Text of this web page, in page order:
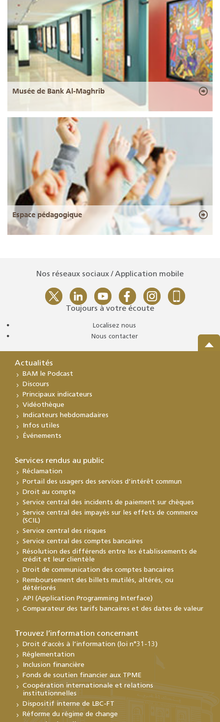
Musée de Bank Al-Maghrib
Espace pédagogique
Nos réseaux sociaux / Application mobile
Toujours à votre écoute
Localisez nous
Nous contacter
Actualités
BAM le Podcast
Discours
Principaux indicateurs
Vidéothèque
Indicateurs hebdomadaires
Infos utiles
Événements
Services rendus au public
Réclamation
Portail des usagers des services d’intérêt commun
Droit au compte
Service central des incidents de paiement sur chèques
Service central des impayés sur les effets de commerce
(SCIL)
Service central des risques
Service central des comptes bancaires
Résolution des différends entre les établissements de
crédit et leur clientèle
Droit de communication des comptes bancaires
Remboursement des billets mutilés, altérés, ou
détériorés
API (Application Programming Interface)
Comparateur des tarifs bancaires et des dates de valeur
Trouvez l’information concernant
Droit d’accès à l’information (loi n°31-13)
Réglementation
Inclusion financière
Fonds de soutien financier aux TPME
Coopération internationale et relations
institutionnelles
Dispositif interne de LBC-FT
Réforme du régime de change